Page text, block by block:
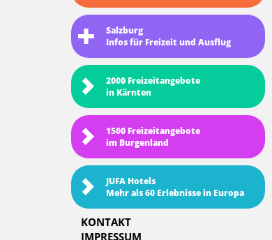
Salzburg
Infos für Freizeit und Ausflug
2000 Freizeitangebote
in Kärnten
1500 Freizeitangebote
im Burgenland
JUFA Hotels
Mehr als 60 Erlebnisse in Europa
KONTAKT
IMPRESSUM